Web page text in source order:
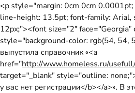
<p style="margin: 0cm 0cm
line-height: 13.5pt; font-family: Arial,
12px;"><font size="2"
style="background-color: rgb(54, 54,
выпустила справочник «<a
href="http://www.homeless.ru/
target="_blank" style="outline:
у вас нет регистрации</b></a>». В